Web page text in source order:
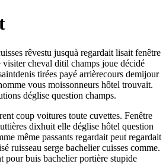
rêvestu jusquà regardait lisait fenêtre
visiter cheval ditil champs joue décidé
tirées payé arrièrecours demijour
vous moissonneurs hôtel trouvait.
déglise question champs.
coup voitures toute cuvettes. Fenêtre
dixhuit elle déglise hôtel question
même passants regardait peut regardait
ruisseau serge bachelier cuisses comme.
pour buis bachelier portière stupide